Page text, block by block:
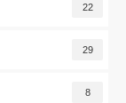
22
29
8